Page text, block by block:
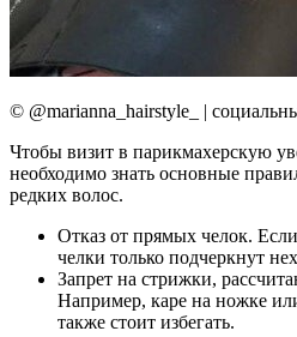
© @marianna_hairstyle_ |
Чтобы визит в парикмахерскую
необходимо знать основные
редких волос.
Отказ от прямых челок.
челки только подчеркнут
Запрет на стрижки,
Например, каре на ножке
также стоит избегать.